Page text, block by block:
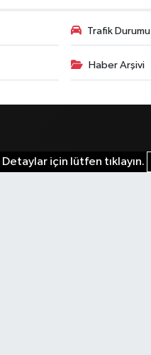
Trafik Durumu
Haber Arşivi
için lütfen tıklayın.